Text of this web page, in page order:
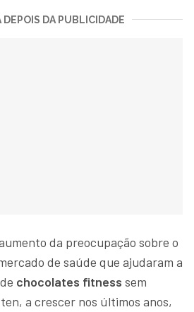
DA PUBLICIDADE
da preocupação sobre o
de saúde que ajudaram a
chocolates fitness sem
a crescer nos últimos anos,